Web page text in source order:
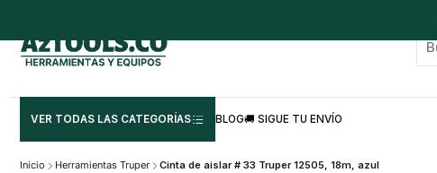
VER TODAS LAS CATEGORÍAS BLOG🚚 SIGUE TU ENVÍO
Inicio Herramientas Truper Cinta de aislar # 33 Truper 12505, 18m, azul